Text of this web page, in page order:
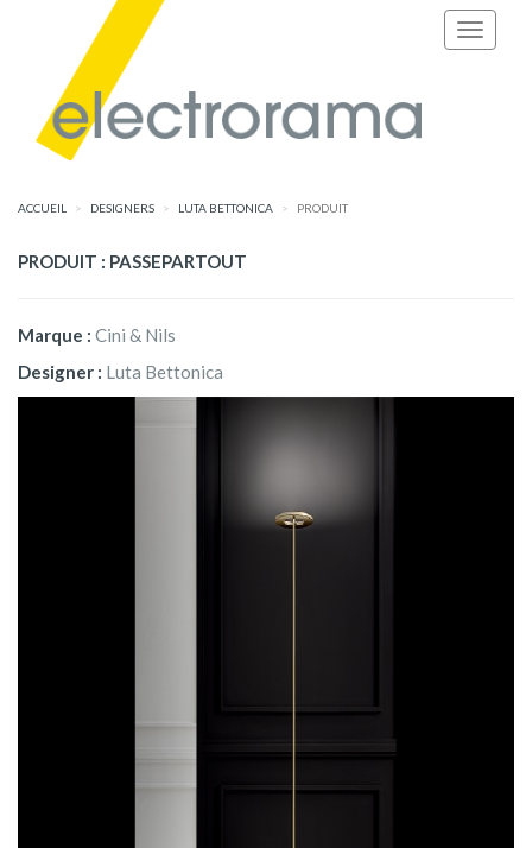
ACCUEIL DESIGNERS LUTA BETTONICA PRODUIT
PRODUIT : PASSEPARTOUT
Marque : Cini & Nils
Designer : Luta Bettonica